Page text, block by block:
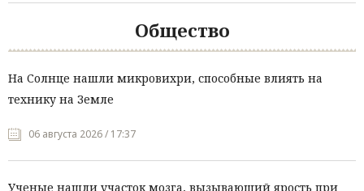
Общество
На Солнце нашли микровихри, способные влиять на
технику на Земле
06 августа 2026 / 17:37
Ученые нашли участок мозга, вызывающий ярость при